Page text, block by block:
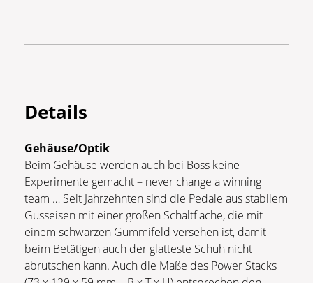
Details
Gehäuse/Optik
Beim Gehäuse werden auch bei Boss keine
Experimente gemacht – never change a winning
team … Seit Jahrzehnten sind die Pedale aus stabilem
Gusseisen mit einer großen Schaltfläche, die mit
einem schwarzen Gummifeld versehen ist, damit
beim Betätigen auch der glatteste Schuh nicht
abrutschen kann. Auch die Maße des Power Stacks